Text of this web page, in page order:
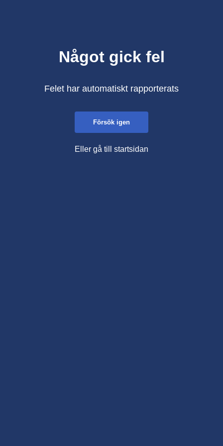
Något gick fel
Felet har automatiskt rapporterats
Försök igen
Eller gå till startsidan